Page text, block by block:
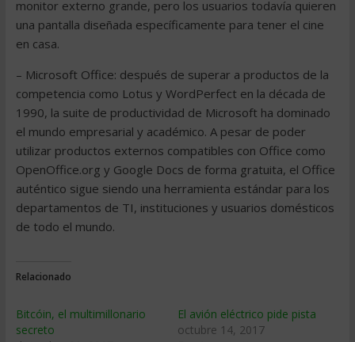
monitor externo grande, pero los usuarios todavía quieren
una pantalla diseñada específicamente para tener el cine
en casa.
– Microsoft Office: después de superar a productos de la
competencia como Lotus y WordPerfect en la década de
1990, la suite de productividad de Microsoft ha dominado
el mundo empresarial y académico. A pesar de poder
utilizar productos externos compatibles con Office como
OpenOffice.org y Google Docs de forma gratuita, el Office
auténtico sigue siendo una herramienta estándar para los
departamentos de TI, instituciones y usuarios domésticos
de todo el mundo.
Relacionado
Bitcóin, el multimillonario
secreto
El avión eléctrico pide pista
octubre 14, 2017